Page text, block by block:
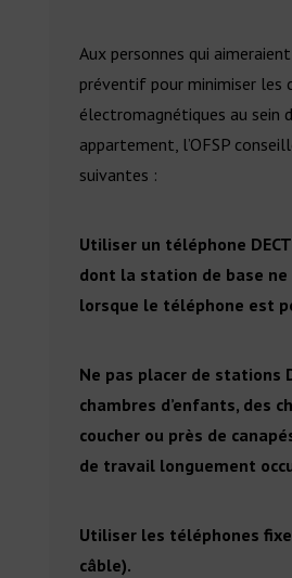
Aux personnes qui
préventif pour minimiser les
électromagnétiques au sein
appartement, l’OFSP
suivantes :
Utiliser un téléphone
dont la station de base ne
lorsque le téléphone est
Ne pas placer de stations
chambres d’enfants, des
coucher ou près de
de travail longuement
Utiliser les téléphones
câble).